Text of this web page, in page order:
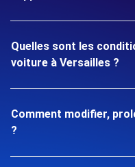
Quelles sont les
voiture à Versailles ?
Comment modifier,
?